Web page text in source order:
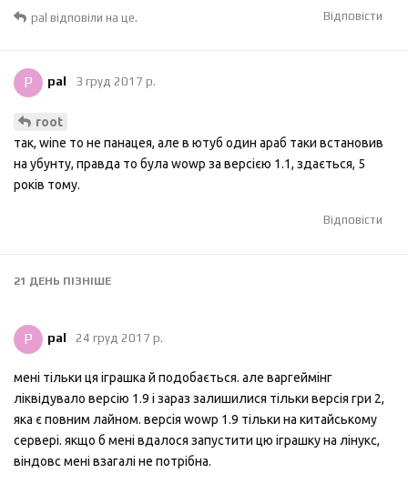
Відповісти
pal відповіли на це.
P pal 3 груд 2017 р.
root
так, wine то не панацея, але в ютуб один араб таки встановив
на убунту, правда то була wowp за версією 1.1, здається, 5
років тому.
Відповісти
21 ДЕНЬ ПІЗНІШЕ
P pal 24 груд 2017 р.
мені тільки ця іграшка й подобається. але варгеймінг
ліквідувало версію 1.9 і зараз залишилися тільки версія гри 2,
яка є повним лайном. версія wowp 1.9 тільки на китайському
сервері. якщо б мені вдалося запустити цю іграшку на лінукс,
віндовс мені взагалі не потрібна.